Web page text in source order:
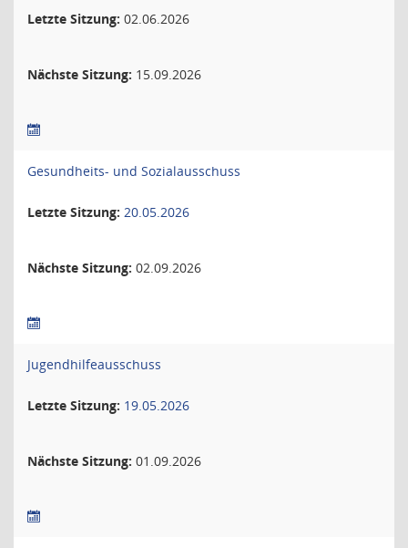
Letzte Sitzung: 02.06.2026
Nächste Sitzung: 15.09.2026
Gesundheits- und Sozialausschuss
Letzte Sitzung: 20.05.2026
Nächste Sitzung: 02.09.2026
Jugendhilfeausschuss
Letzte Sitzung: 19.05.2026
Nächste Sitzung: 01.09.2026